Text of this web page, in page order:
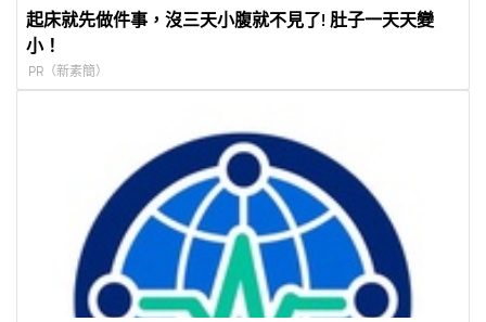
起床就先做件事，沒三天小腹就不見了! 肚子一天天變
小！
PR（新素簡）